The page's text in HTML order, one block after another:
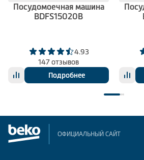
Посудомоечная машина
BDFS15020B
4.93
147 отзывов
Подробнее
ОФИЦИАЛЬНЫЙ САЙТ